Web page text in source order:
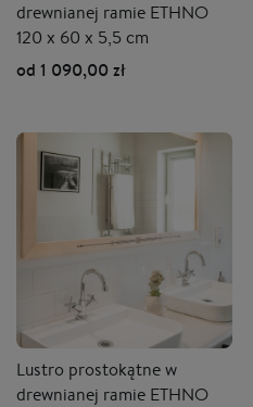
drewnianej ramie ETHNO
120 x 60 x 5,5 cm
od 1 090,00 zł
Lustro prostokątne w
drewnianej ramie ETHNO